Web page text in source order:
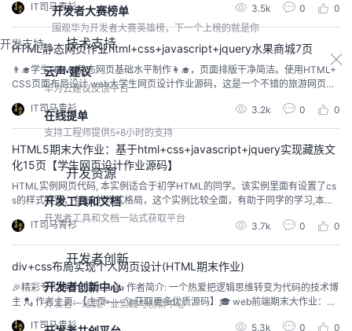
开发者大赛榜单
围观华为开发者大赛英雄榜，下一个上榜的就是你
开发支持 技术支持
云声·建议
华为云建议反馈平台
在线提单
支持工程师提供5*8小时的支持
开发资源
开发工具和文档
开发者工具和文档一站式获取平台
开发者创新
开发者创新中心
开发者一站式产业实践与创新中心
都有运用，CSS的代码量也很足、很细致，使用hover来完成过渡效果、鼠标滑
过效果等，使用表格、表单补充模块，为方便新手学习页面中没有使用js有需要
的可以自行添加。 ...
IT司马青衫 3.5k 0 0
HTML静态网页作业html+css+javascript+jquery水果商城7页
👨‍🎓学生HTML静态网页基础水平制作👩‍🎓，页面排版干净简洁。使用HTML+
CSS页面布局设计,web大学生网页设计作业源码，这是一个不错的旅游网页制
个实例比较全面，有助于同学的学习,本文将介绍如何通过从头开始设计个人网
站并将其转换为代码的过程来实践设计。 🏀 精彩专栏推荐👇🏻👇🏻👇🏻 💝 ...
IT司马青衫 3.2k 0 0
HTML5期末大作业：基于html+css+javascript+jquery实现藏族文
化15页【学生网页设计作业源码】
HTML实例网页代码, 本实例适合于初学HTML的同学。该实例里面有设置了cs
s的样式设置，有div的样式格局，这个实例比较全面，有助于同学的学习,本文
将介绍如何通过从头开始设计个人网站并将其转换为代码的过程来实践设计。
⚽精彩专栏推荐👇🏻👇🏻👇🏻 ❤ 【作者主页——🔥获取更多优质源码】 ❤ 【web前
端期末大作业——🔥🔥毕设项目精品实战案例(1000套)】@TOC...
IT司马青衫 3.7k 0 0
div+css布局实现个人网页设计(HTML期末作业)
🎉精彩专栏推荐👇🏻👇🏻👇🏻 ✍️ 作者简介: 一个热爱把逻辑思维转变为代码的技术博
主 💂 作者主页: 【主页——🚀获取更多优质源码】🎓 web前端期末大作业：
IT司马青衫 5.3k 0 0